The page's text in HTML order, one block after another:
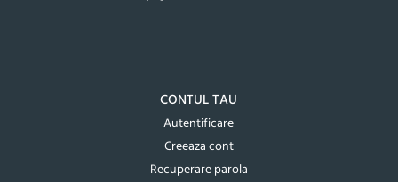
CONTUL TAU
Autentificare
Creeaza cont
Recuperare parola